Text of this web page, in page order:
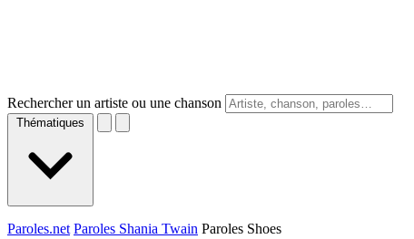
Rechercher un artiste ou une chanson
Thématiques
Paroles.net Paroles Shania Twain Paroles Shoes